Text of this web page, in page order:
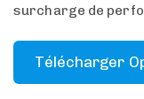
surcharge de
Télécharger